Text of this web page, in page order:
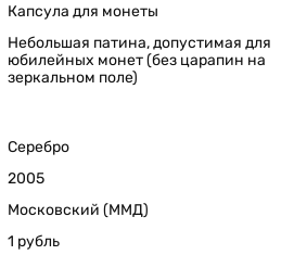
Капсула для монеты
Небольшая патина, допустимая для
юбилейных монет (без царапин на
зеркальном поле)
Серебро
2005
Московский (ММД)
1 рубль